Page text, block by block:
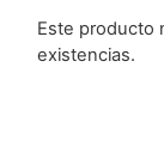
Este producto
existencias.